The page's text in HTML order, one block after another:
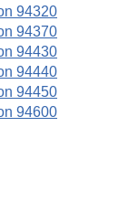
94320
94370
94430
94440
94450
94600